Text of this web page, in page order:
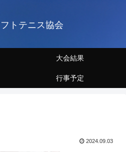
トテニス協会
大会結果
行事予定
2024.09.03